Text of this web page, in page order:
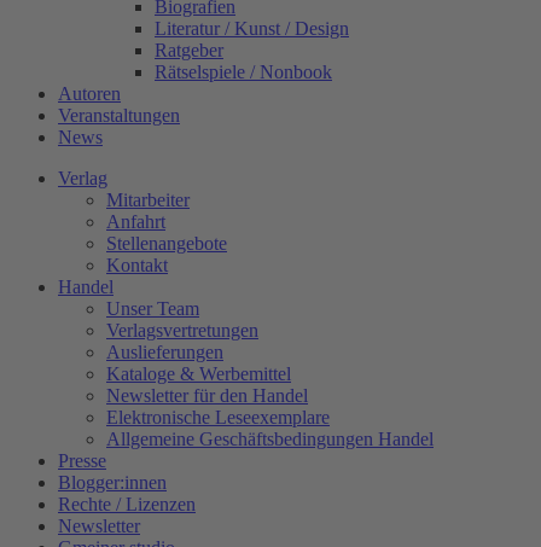
Biografien
Literatur / Kunst / Design
Ratgeber
Rätselspiele / Nonbook
Autoren
Veranstaltungen
News
Verlag
Mitarbeiter
Anfahrt
Stellenangebote
Kontakt
Handel
Unser Team
Verlagsvertretungen
Auslieferungen
Kataloge & Werbemittel
Newsletter für den Handel
Elektronische Leseexemplare
Allgemeine Geschäftsbedingungen Handel
Presse
Blogger:innen
Rechte / Lizenzen
Newsletter